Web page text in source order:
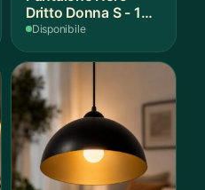
Dritto Donna S - 1
Paio
Disponibile